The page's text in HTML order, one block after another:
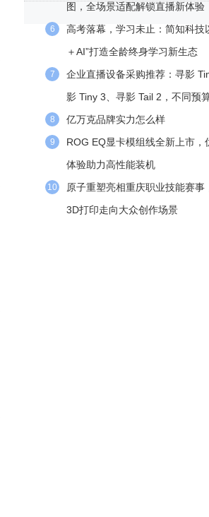
图，全场景适配解锁直播新体验
6
高考落幕，学习未止：简知科技
＋AI”打造全龄终身学习新生态
7
企业直播设备采购推荐：寻影
影 Tiny 3、寻影 Tail 2，不同预
8 亿万克品牌实力怎么样
9
ROG EQ显卡模组线全新上市，
体验助力高性能装机
10
原子重塑亮相重庆职业技能赛事
3D打印走向大众创作场景